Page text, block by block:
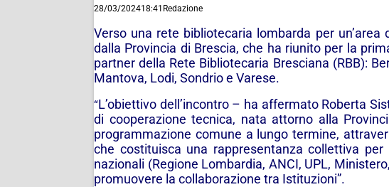
28/03/202418:41 Redazione
Verso una rete bibliotecaria lombarda per
dalla Provincia di Brescia, che ha riunito per la
partner della Rete Bibliotecaria Bresciana (RBB):
Mantova, Lodi, Sondrio e Varese.
“L’obiettivo dell’incontro– ha affermato Roberta
di cooperazione tecnica, nata attorno alla
programmazione comune a lungo termine,
che costituisca una rappresentanza collettiva
nazionali (Regione Lombardia, ANCI, UPL,
promuovere la collaborazione tra Istituzioni”.